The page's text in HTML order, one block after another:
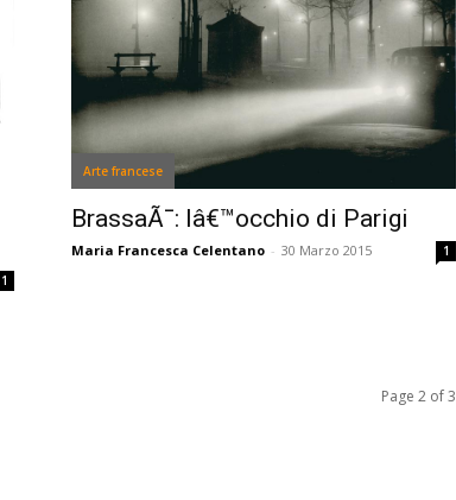
1
Arte francese
BrassaÃ¯: lâ€™occhio di Parigi
Maria Francesca Celentano - 30 Marzo 2015 1
Page 2 of 3